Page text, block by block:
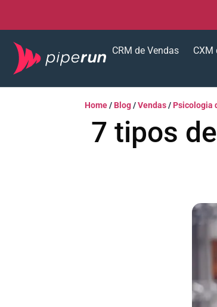
CRM de Vendas CXM
Home/ Blog/Vendas/ Psicologia
7 tipos